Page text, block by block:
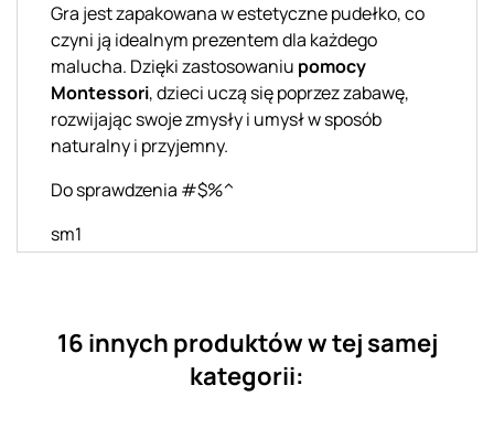
Gra jest zapakowana w estetyczne pudełko, co
czyni ją idealnym prezentem dla każdego
malucha. Dzięki zastosowaniu pomocy
Montessori, dzieci uczą się poprzez zabawę,
rozwijając swoje zmysły i umysł w sposób
naturalny i przyjemny.
Do sprawdzenia #$%^
sm1
16 innych produktów w tej samej
kategorii: